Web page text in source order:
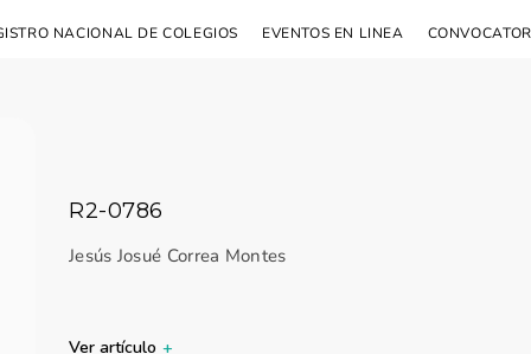
NACIONAL DE COLEGIOS EVENTOS EN LINEA
R2-0786
Jesús Josué Correa Montes
Ver artículo +